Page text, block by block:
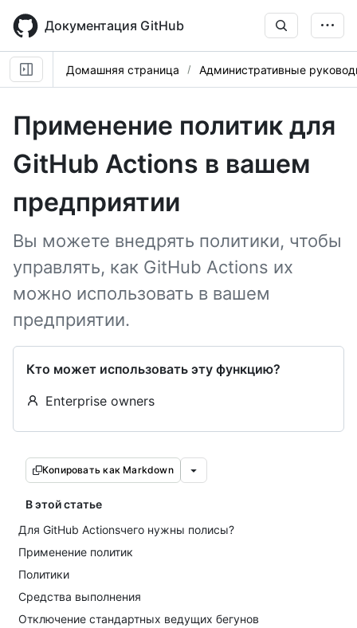
main
content
Документация GitHub
Домашняя страница Административные
Применение политик для
GitHub Actions в вашем
предприятии
Вы можете внедрять политики, чтобы
управлять, как GitHub Actions их
можно использовать в вашем
предприятии.
Кто может использовать эту функцию?
Enterprise owners
Копировать как Markdown
В этой статье
Для GitHub Actionsчего нужны полисы?
Применение политик
Политики
Средства выполнения
Отключение стандартных ведущих бегунов